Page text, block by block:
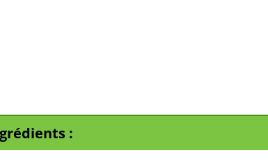
: